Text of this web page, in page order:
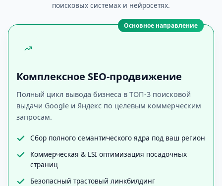
поисковых системах и нейросетях.
Основное направление
Комплексное SEO-продвижение
Полный цикл вывода бизнеса в ТОП-3 поисковой
выдачи Google и Яндекс по целевым коммерческим
запросам.
Сбор полного семантического ядра под ваш регион
Коммерческая & LSI оптимизация посадочных
страниц
Безопасный трастовый линкбилдинг